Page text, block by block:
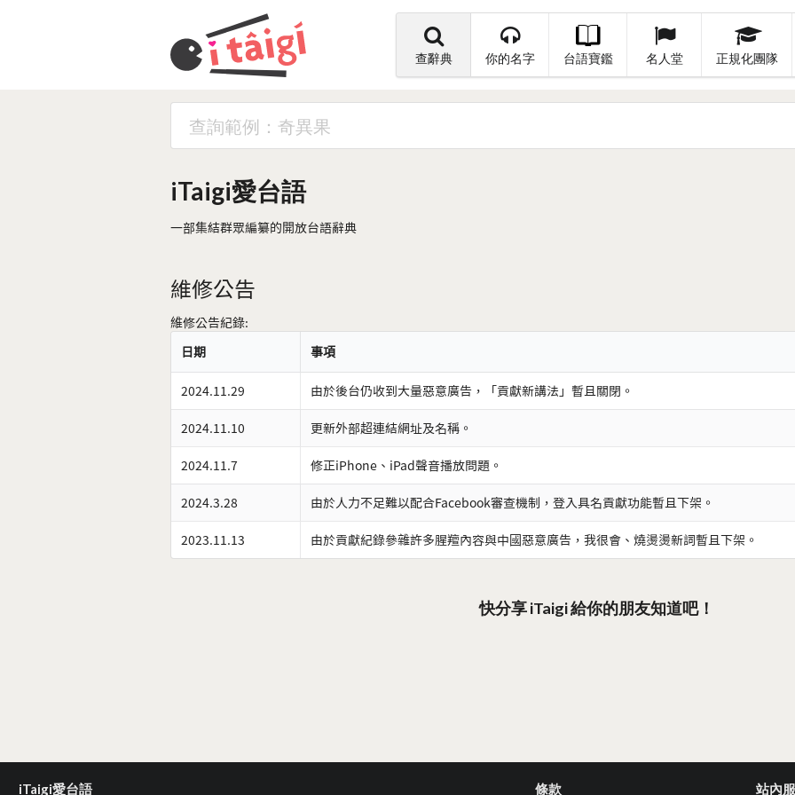
查辭典 你的名字 台語寶鑑 名人堂 正規化團隊
iTaigi愛台語
一部集結群眾編纂的開放台語辭典
維修公告
維修公告紀錄:
日期
事項
2024.11.29 由於後台仍收到大量惡意廣告，「貢獻新講法」暫且關閉。
2024.11.10 更新外部超連結網址及名稱。
2024.11.7 修正iPhone、iPad聲音播放問題。
2024.3.28 由於人力不足難以配合Facebook審查機制，登入具名貢獻功能暫且下架。
2023.11.13 由於貢獻紀錄參雜許多腥羶內容與中國惡意廣告，我很會、燒燙燙新詞暫且下架。
快分享 iTaigi 給你的朋友知道吧！
iTaigi愛台語 條款 站內